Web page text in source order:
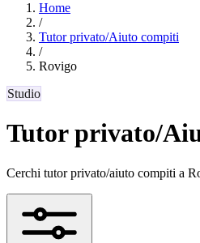
Home
/
Tutor privato/Aiuto compiti
/
Rovigo
Studio
Tutor privato/
Cerchi tutor privato/aiuto compiti a